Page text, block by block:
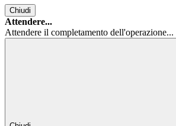
Chiudi
Attendere...
Attendere il completamento dell'operazione...